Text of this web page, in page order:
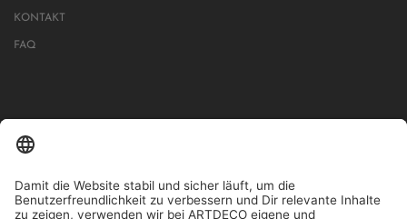
KONTAKT
FAQ